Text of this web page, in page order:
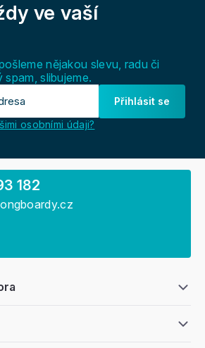
ve vaší
nějakou slevu, radu či
slibujeme.
Přihlásit se
osobními údaji?
182